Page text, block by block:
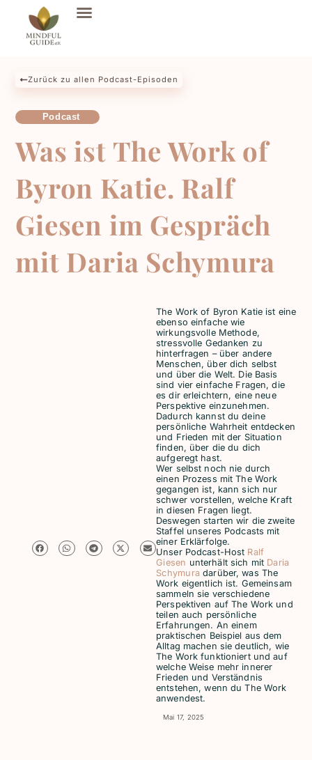
Zurück zu allen Podcast-Episoden
Podcast
Was ist The Work of
Byron Katie. Ralf
Giesen im Gespräch
mit Daria Schymura
The Work of Byron Katie ist eine
ebenso einfache wie
wirkungsvolle Methode,
stressvolle Gedanken zu
hinterfragen – über andere
Menschen, über dich selbst
und über die Welt. Die Basis
sind vier einfache Fragen, die
es dir erleichtern, eine neue
Perspektive einzunehmen.
Dadurch kannst du deine
persönliche Wahrheit entdecken
und Frieden mit der Situation
finden, über die du dich
aufgeregt hast.
Wer selbst noch nie durch
einen Prozess mit The Work
gegangen ist, kann sich nur
schwer vorstellen, welche Kraft
in diesen Fragen liegt.
Deswegen starten wir die zweite
Staffel unseres Podcasts mit
einer Erklärfolge.
Unser Podcast-Host Ralf
Giesen unterhält sich mit Daria
Schymura darüber, was The
Work eigentlich ist. Gemeinsam
sammeln sie verschiedene
Perspektiven auf The Work und
teilen auch persönliche
Erfahrungen. An einem
praktischen Beispiel aus dem
Alltag machen sie deutlich, wie
The Work funktioniert und auf
welche Weise mehr innerer
Frieden und Verständnis
entstehen, wenn du The Work
anwendest.
Mai 17, 2025